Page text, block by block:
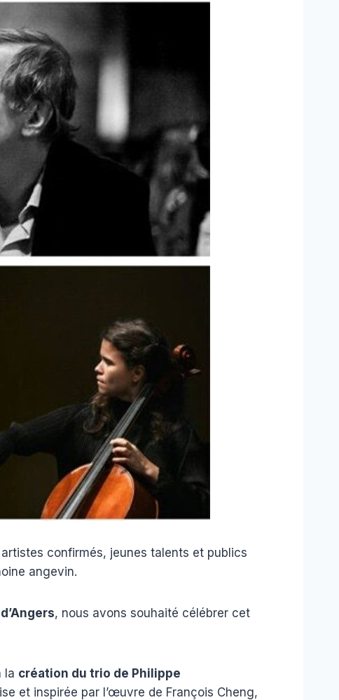
confirmés, jeunes talents et publics
angevin.
, nous avons souhaité célébrer cet
la création du trio de Philippe
et inspirée par l’œuvre de François Cheng,